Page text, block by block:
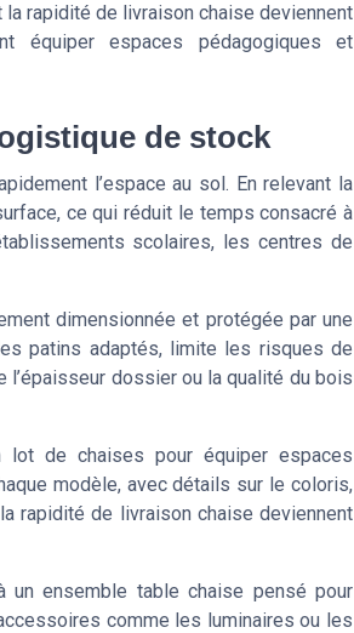
rapidité de livraison chaise deviennent
équiper espaces pédagogiques et
de stock
l’espace au sol. En relevant la
ce qui réduit le temps consacré à
scolaires, les centres de
dimensionnée et protégée par une
patins adaptés, limite les risques de
dossier ou la qualité du bois
lot de chaises pour équiper espaces
modèle, avec détails sur le coloris,
rapidité de livraison chaise deviennent
un ensemble table chaise pensé pour
comme les luminaires ou les